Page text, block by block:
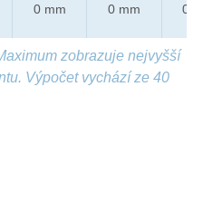
0 mm 0 mm 0 mm
zobrazuje nejvyšší
Výpočet vychází ze 40